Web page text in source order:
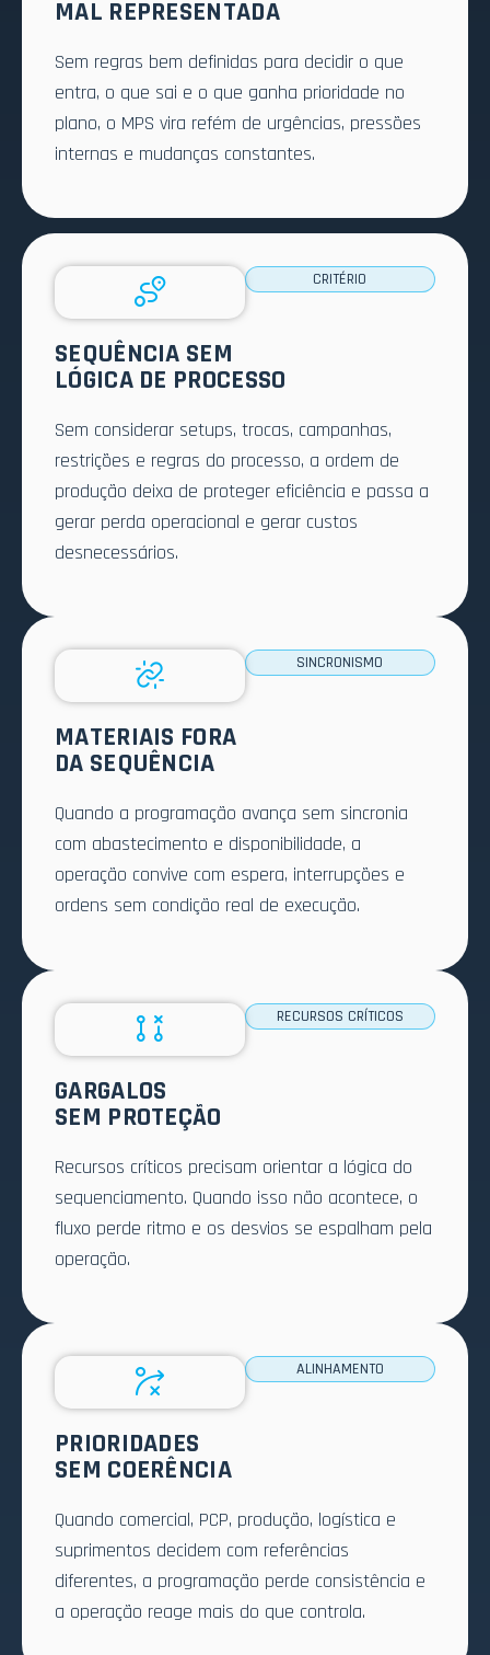
MAL REPRESENTADA
Sem regras bem definidas para decidir o que
entra, o que sai e o que ganha prioridade no
plano, o MPS vira refém de urgências, pressões
internas e mudanças constantes.
CRITÉRIO
SEQUÊNCIA SEM
LÓGICA DE PROCESSO
Sem considerar setups, trocas, campanhas,
restrições e regras do processo, a ordem de
produção deixa de proteger eficiência e passa a
gerar perda operacional e gerar custos
desnecessários.
SINCRONISMO
MATERIAIS FORA
DA SEQUÊNCIA
Quando a programação avança sem sincronia
com abastecimento e disponibilidade, a
operação convive com espera, interrupções e
ordens sem condição real de execução.
RECURSOS CRÍTICOS
GARGALOS
SEM PROTEÇÃO
Recursos críticos precisam orientar a lógica do
sequenciamento. Quando isso não acontece, o
fluxo perde ritmo e os desvios se espalham pela
operação.
ALINHAMENTO
PRIORIDADES
SEM COERÊNCIA
Quando comercial, PCP, produção, logística e
suprimentos decidem com referências
diferentes, a programação perde consistência e
a operação reage mais do que controla.